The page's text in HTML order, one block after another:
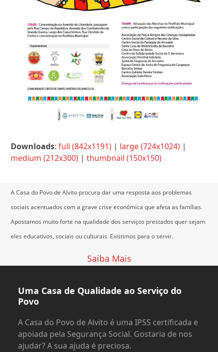
Downloads:full (842x1191) | large (724x1024) |
medium (212x300) |thumbnail (150x150)
A Casa do Povo de Alvito procura dar uma resposta aos problemas
sociais acentuados com a grave crise económica que afeta as famílias.
Apostamos muito forte na qualidade dos serviços prestados quer sejam
eles educativos, sociais ou culturais. Existimos para o servir.
Saiba Mais
Uma Casa de Qualidade ao Serviço do
Povo
A Casa do Povo de Alvito é uma IPSS certificada e
apoiada pela Segurança Social. Gostaria de nos
ajudar? A sua ajuda é preciosa.